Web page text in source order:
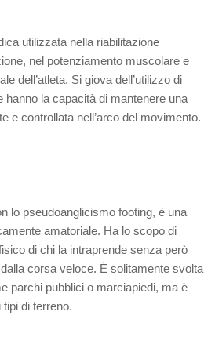
utilizzata nella riabilitazione
nel potenziamento muscolare e
dell’atleta. Si giova dell’utilizzo di
hanno la capacità di mantenere una
e controllata nell’arco del movimento.
lo pseudoanglicismo footing, è una
amatoriale. Ha lo scopo di
di chi la intraprende senza però
corsa veloce. È solitamente svolta
parchi pubblici o marciapiedi, ma è
di terreno.